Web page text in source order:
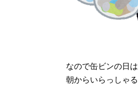
なので缶ビンの日は
朝からいらっしゃる